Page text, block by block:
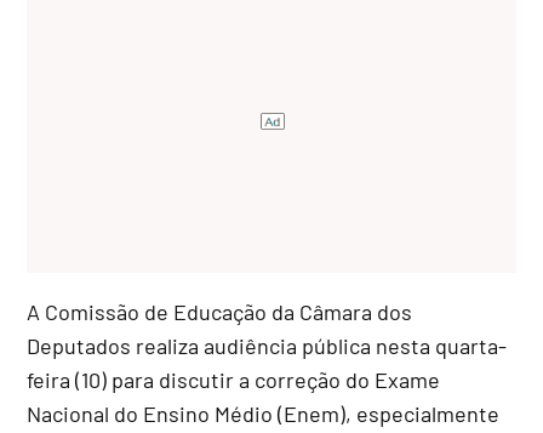
A Comissão de Educação da Câmara dos
Deputados realiza audiência pública nesta quarta-
feira (10) para discutir a correção do Exame
Nacional do Ensino Médio (Enem), especialmente